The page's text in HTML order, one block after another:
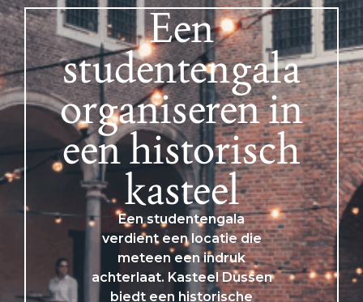
Een
studentengala
organiseren in
een historisch
kasteel
Een studentengala
verdient een locatie die
meteen een indruk
achterlaat. Kasteel Dussen
biedt een historische